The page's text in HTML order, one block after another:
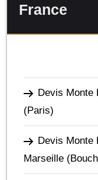
France
Devis Monte
(Paris)
Devis Monte
Marseille